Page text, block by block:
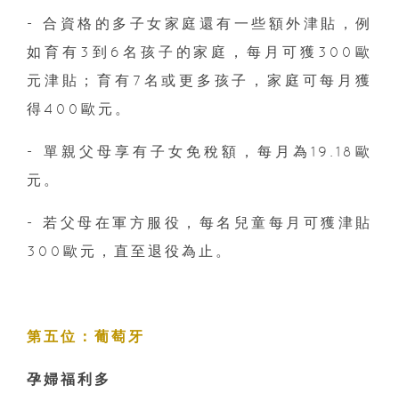
- 合資格的多子女家庭還有一些額外津貼，例
如育有3到6名孩子的家庭，每月可獲300歐
元津貼；育有7名或更多孩子，家庭可每月獲
得400歐元。
- 單親父母享有子女免稅額，每月為19.18歐
元。
- 若父母在軍方服役，每名兒童每月可獲津貼
300歐元，直至退役為止。
第五位：葡萄牙
孕婦福利多